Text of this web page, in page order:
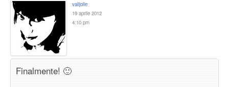
valijolie
19 aprile 2012
4:10 pm
Finalmente! 🙂